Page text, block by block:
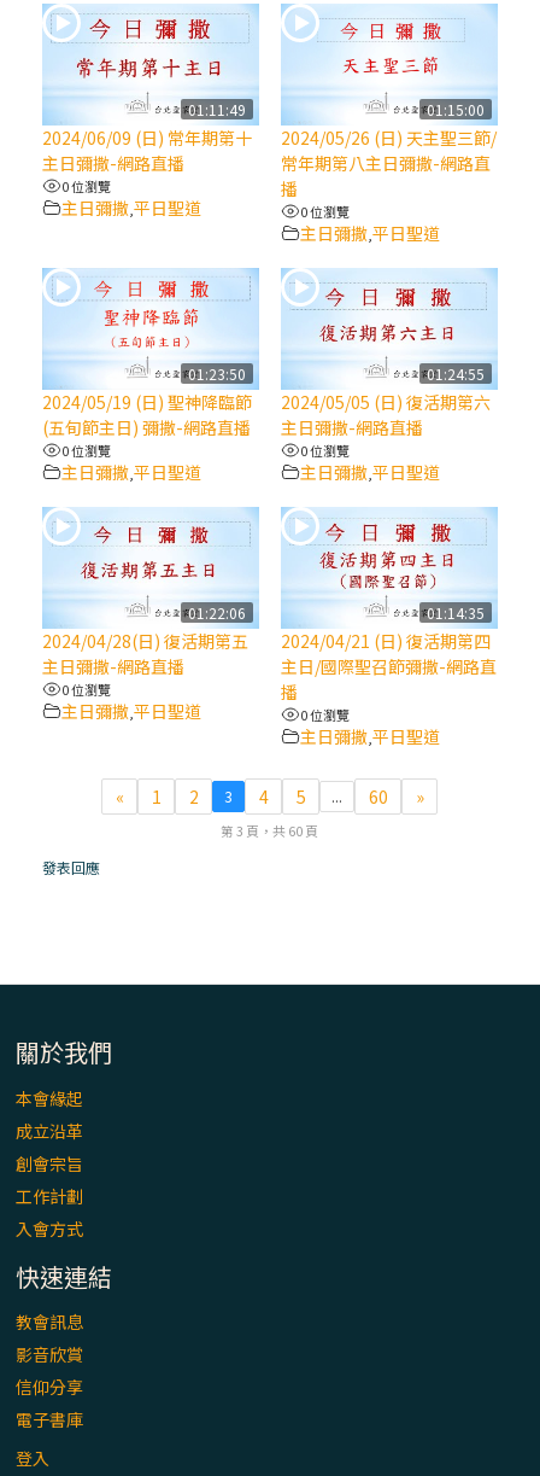
2025/10/10【萬物讚頌頌歌 – 太陽與生態音
樂會】紀念聖方濟與已逝教宗方濟各（下）
2025/10/10【萬物讚頌頌歌 – 太陽與生態音
樂會】紀念聖方濟與已逝教宗方濟各（上）
(9完結)黃敏正主教帶你做【將臨期避靜】—
匝凱的「新生命」：利他與內化
(8)黃敏正主教帶你做【將臨期避靜】—耶穌
降生成人與人同在＝「厄瑪努爾」
(7)黃敏正主教帶你做【將臨期避靜】—耶穌
降生人間，需要人的「接納」
(6)黃敏正主教帶你做【將臨期避靜】—「馬
槽」═「謙卑」
(5)黃敏正主教帶你做【將臨期避靜】—「福
傳」：講耶穌的故事
(4)黃敏正主教帶你做【將臨期避靜】—匝凱
「想看」耶穌，耶穌「走近」匝凱
(3)黃敏正主教帶你做【將臨期避靜】—「轉
念」，吃苦如吃補
01:11:49
2024/06/09 (日) 常年期第十
主日彌撒-網路直播
0 位瀏覽
主日彌撒 ,平日聖道
01:15:00
2024/05/26 (日) 天主聖三節/
常年期第八主日彌撒-網路直
播
0 位瀏覽
主日彌撒, 平日聖道
01:23:50
2024/05/19 (日) 聖神降臨節
(五旬節主日) 彌撒-網路直播
0 位瀏覽
主日彌撒 ,平日聖道
01:24:55
2024/05/05 (日) 復活期第六
主日彌撒-網路直播
0 位瀏覽
主日彌撒, 平日聖道
01:22:06
2024/04/28(日) 復活期第五
主日彌撒-網路直播
0 位瀏覽
主日彌撒 ,平日聖道
01:14:35
2024/04/21 (日) 復活期第四
主日/國際聖召節彌撒-網路直
播
0 位瀏覽
主日彌撒, 平日聖道
« 1 2 3 4 5 ... 60 »
第 3 頁，共 60 頁
發表回應
關於我們
本會緣起
成立沿革
創會宗旨
工作計劃
入會方式
快速連結
教會訊息
影音欣賞
信仰分享
電子書庫
登入